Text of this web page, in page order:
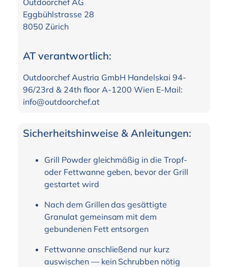
Eggbühlstrasse 28
8050 Zürich
AT verantwortlich:
Outdoorchef Austria GmbH Handelskai 94-
96/23rd & 24th floor A-1200 Wien E-Mail:
info@outdoorchef.at
Sicherheitshinweise & Anleitungen:
Grill Powder gleichmäßig in die Tropf-
oder Fettwanne geben, bevor der Grill
gestartet wird
Nach dem Grillen das gesättigte
Granulat gemeinsam mit dem
gebundenen Fett entsorgen
Fettwanne anschließend nur kurz
auswischen — kein Schrubben nötig